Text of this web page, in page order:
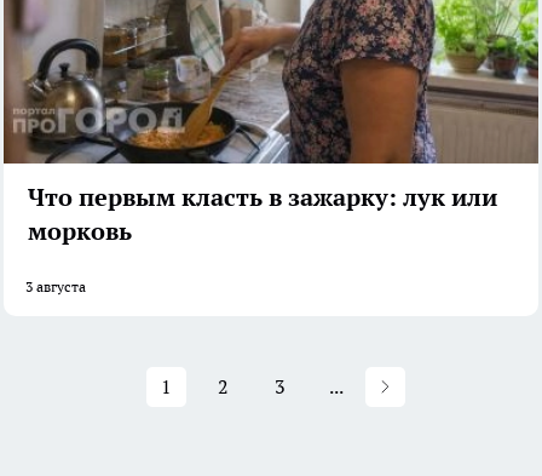
Что первым класть в зажарку: лук или
морковь
3 августа
1 2 3 ...